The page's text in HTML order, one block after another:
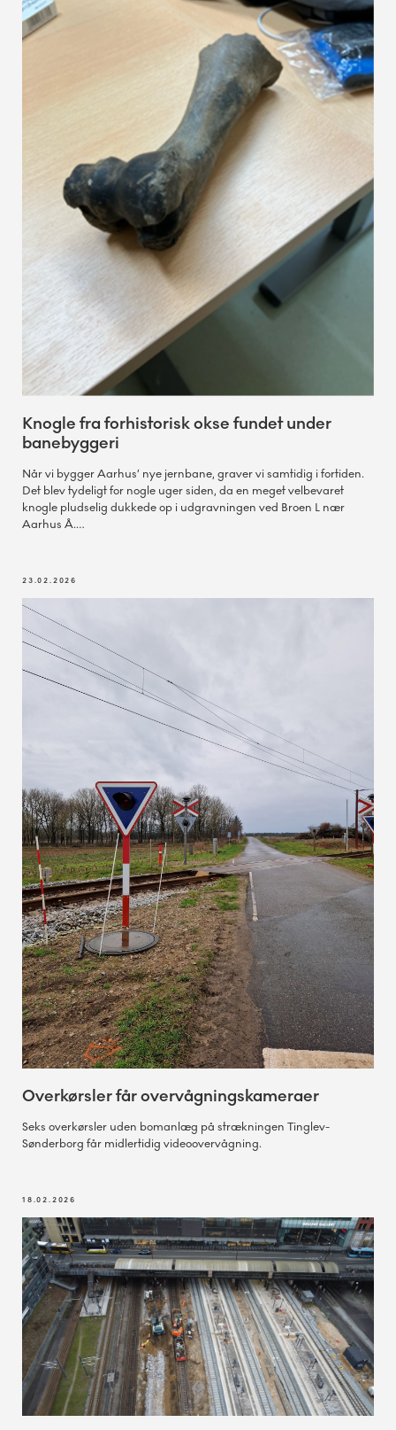
Knogle fra forhistorisk okse fundet under
banebyggeri
Når vi bygger Aarhus’ nye jernbane, graver vi samtidig i fortiden.
Det blev tydeligt for nogle uger siden, da en meget velbevaret
knogle pludselig dukkede op i udgravningen ved Broen L nær
Aarhus Å.
23.02.2026
Overkørsler får overvågningskameraer
Seks overkørsler uden bomanlæg på strækningen Tinglev-
Sønderborg får midlertidig videoovervågning.
18.02.2026